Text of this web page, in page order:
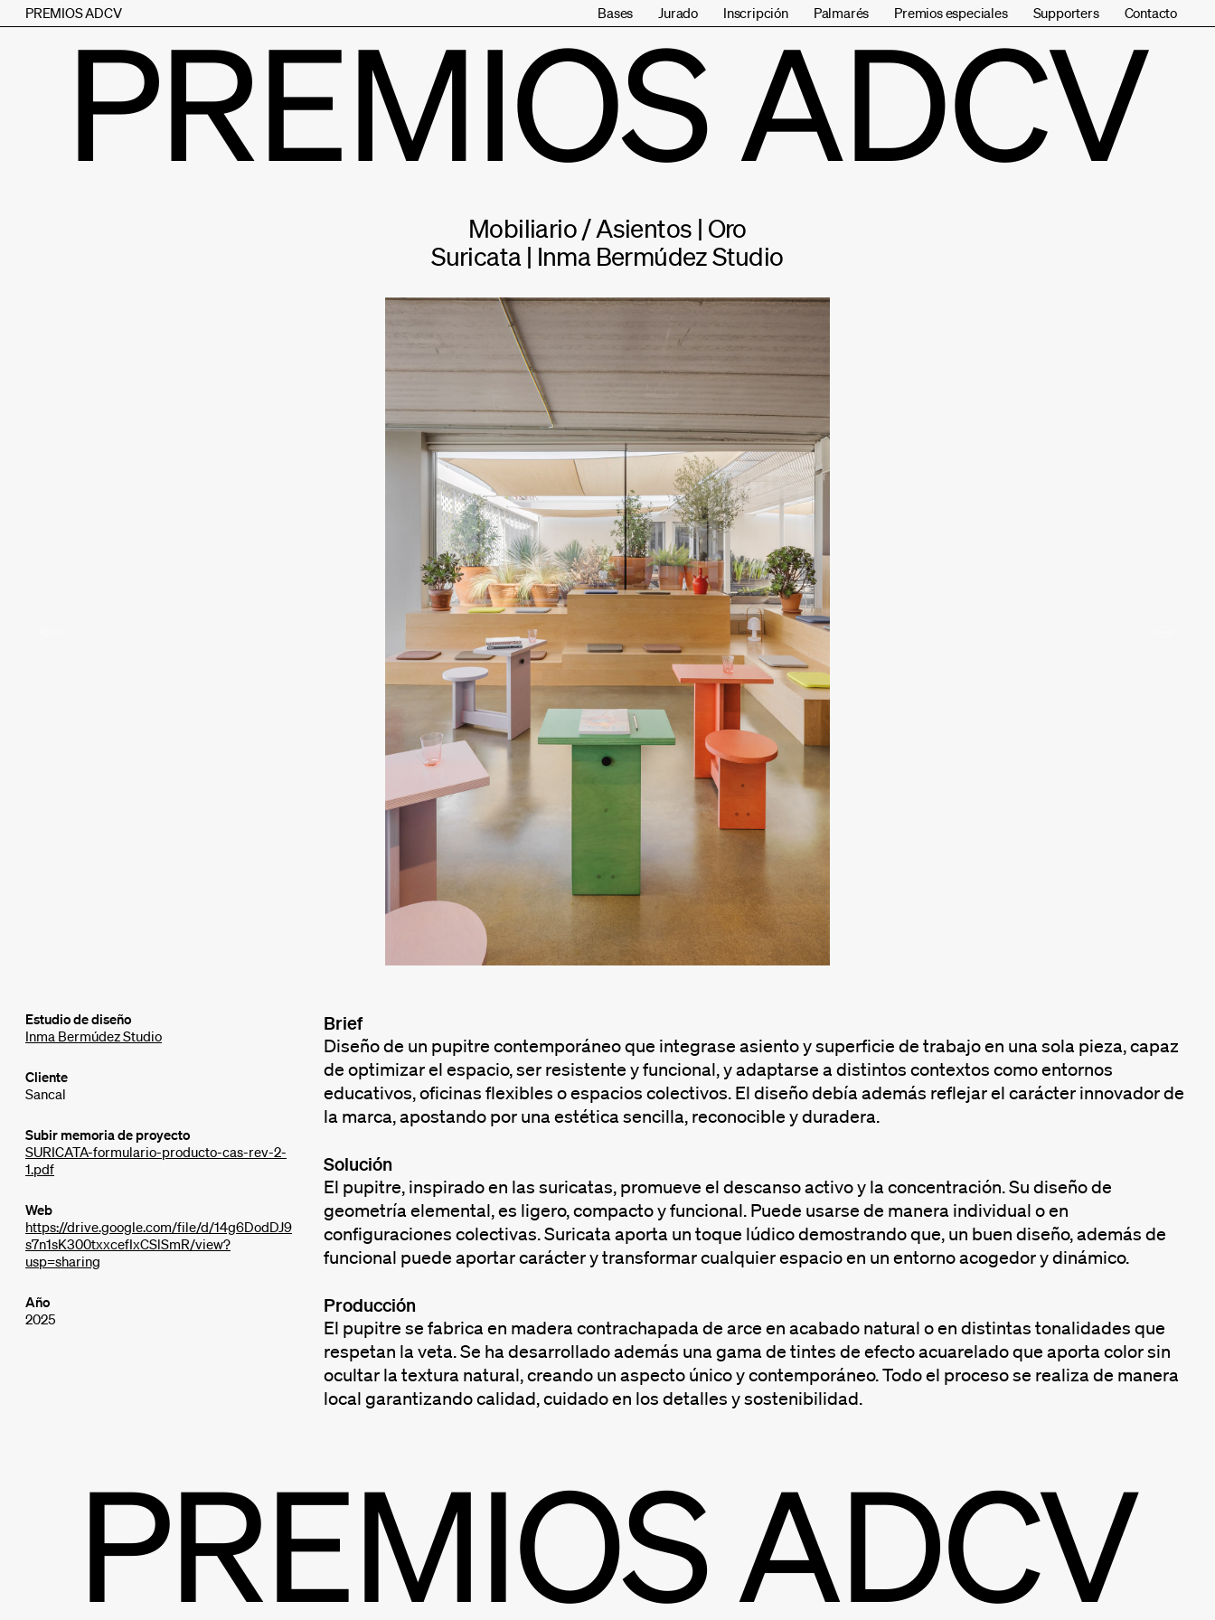
PREMIOS ADCV Bases Jurado Inscripción Palmarés Premios especiales Supporters Contacto
PREMIOS ADCV
Mobiliario / Asientos | Oro
Suricata | Inma Bermúdez Studio
Estudio de diseño
Inma Bermúdez Studio
Cliente
Sancal
Subir memoria de proyecto
SURICATA-formulario-producto-cas-rev-2-
1.pdf
Web
https://drive.google.com/file/d/14g6DodDJ9
s7n1sK300txxcefIxCSlSmR/view?
usp=sharing
Año
2025
Brief
Diseño de un pupitre contemporáneo que integrase asiento y superficie de trabajo en una sola pieza, capaz
de optimizar el espacio, ser resistente y funcional, y adaptarse a distintos contextos como entornos
educativos, oficinas flexibles o espacios colectivos. El diseño debía además reflejar el carácter innovador de
la marca, apostando por una estética sencilla, reconocible y duradera.
Solución
El pupitre, inspirado en las suricatas, promueve el descanso activo y la concentración. Su diseño de
geometría elemental, es ligero, compacto y funcional. Puede usarse de manera individual o en
configuraciones colectivas. Suricata aporta un toque lúdico demostrando que, un buen diseño, además de
funcional puede aportar carácter y transformar cualquier espacio en un entorno acogedor y dinámico.
Producción
El pupitre se fabrica en madera contrachapada de arce en acabado natural o en distintas tonalidades que
respetan la veta. Se ha desarrollado además una gama de tintes de efecto acuarelado que aporta color sin
ocultar la textura natural, creando un aspecto único y contemporáneo. Todo el proceso se realiza de manera
local garantizando calidad, cuidado en los detalles y sostenibilidad.
PREMIOS ADCV